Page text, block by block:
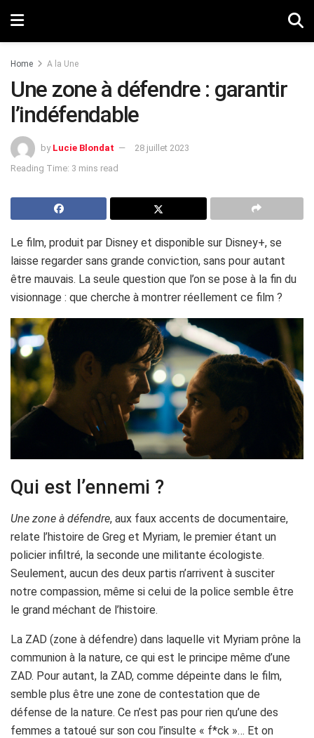
Home A la Une
Une zone à défendre : garantir
l’indéfendable
by Lucie Blondat
28 juillet 2023
Reading Time: 3 mins read
Le film, produit par Disney et disponible sur Disney+, se
laisse regarder sans grande conviction, sans pour autant
être mauvais. La seule question que l’on se pose à la fin du
visionnage : que cherche à montrer réellement ce film ?
Qui est l’ennemi ?
Une zone à défendre, aux faux accents de documentaire,
relate l’histoire de Greg et Myriam, le premier étant un
policier infiltré, la seconde une militante écologiste.
Seulement, aucun des deux partis n’arrivent à susciter
notre compassion, même si celui de la police semble être
le grand méchant de l’histoire.
La ZAD (zone à défendre) dans laquelle vit Myriam prône la
communion à la nature, ce qui est le principe même d’une
ZAD. Pour autant, la ZAD, comme dépeinte dans le film,
semble plus être une zone de contestation que de
défense de la nature. Ce n’est pas pour rien qu’une des
femmes a tatoué sur son cou l’insulte « f*ck »… Et on